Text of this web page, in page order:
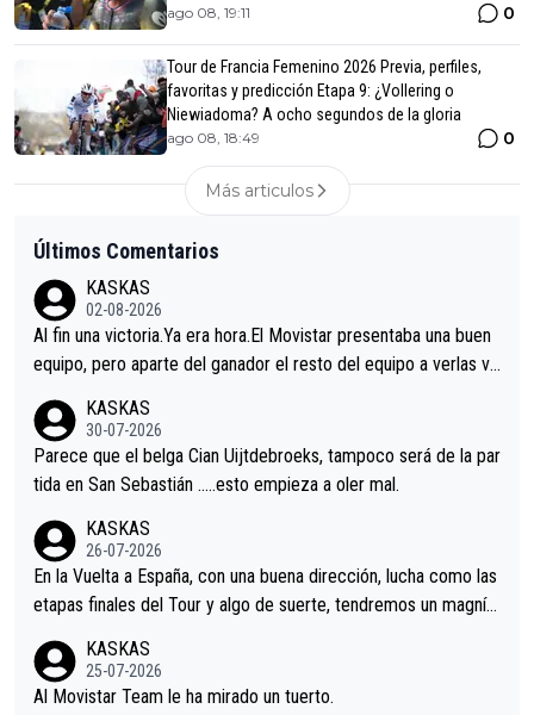
ago 08, 19:11 0
Tour de Francia Femenino 2026 Previa, perfiles,
favoritas y predicción Etapa 9: ¿Vollering o
Niewiadoma? A ocho segundos de la gloria
ago 08, 18:49 0
Más articulos
Últimos Comentarios
KASKAS
02-08-2026
Al fin una victoria.Ya era hora.El Movistar presentaba una buen
equipo, pero aparte del ganador el resto del equipo a verlas ve
s.La única buena noticia es la mejoría de Enric Más en San Seb
astian.Si en la Vuelta a Burgos sigue la mejoría, podríamos ten
er alguna sorpresa en la Vuelta.Ojalá.
KASKAS
30-07-2026
Parece que el belga Cian Uijtdebroeks, tampoco será de la par
tida en San Sebastián …..esto empieza a oler mal.
KASKAS
26-07-2026
En la Vuelta a España, con una buena dirección, lucha como las
etapas finales del Tour y algo de suerte, tendremos un magnífi
KASKAS
25-07-2026
Al Movistar Team le ha mirado un tuerto.